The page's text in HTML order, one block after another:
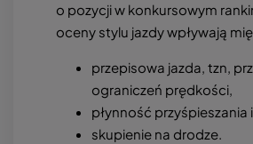
o pozycji w konkursowym
oceny stylu jazdy wpływają
przepisowa jazda, tzn,
ograniczeń prędkości,
płynność przyśpieszania
skupienie na drodze.